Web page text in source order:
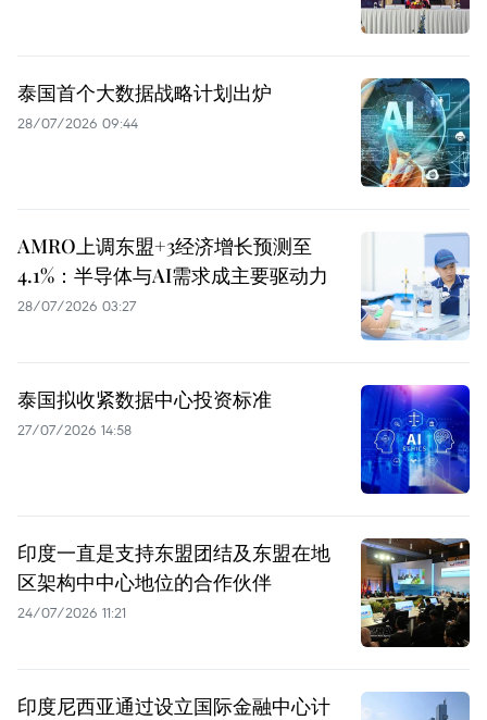
泰国首个大数据战略计划出炉
28/07/2026 09:44
AMRO上调东盟+3经济增长预测至
4.1%：半导体与AI需求成主要驱动力
28/07/2026 03:27
泰国拟收紧数据中心投资标准
27/07/2026 14:58
印度一直是支持东盟团结及东盟在地
区架构中中心地位的合作伙伴
24/07/2026 11:21
印度尼西亚通过设立国际金融中心计